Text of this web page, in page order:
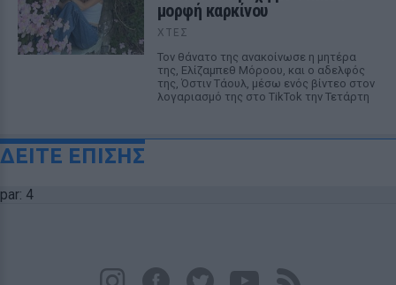
μορφή καρκίνου
ΧΤΕΣ
Τον θάνατο της ανακοίνωσε η μητέρα
της, Ελίζαμπεθ Μόροου, και ο αδελφός
της, Όστιν Τάουλ, μέσω ενός βίντεο στον
λογαριασμό της στο TikTok την Τετάρτη
ΔΕΙΤΕ ΕΠΙΣΗΣ
par: 4